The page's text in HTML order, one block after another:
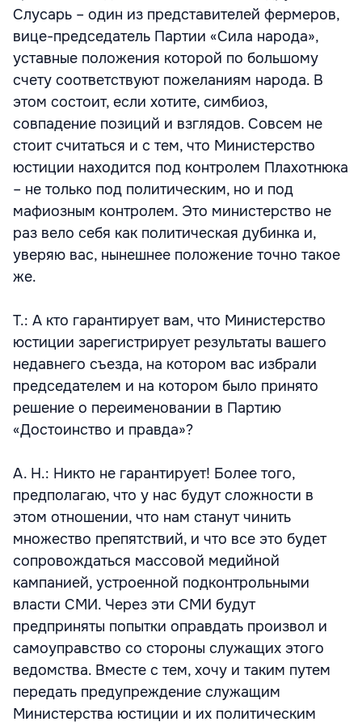
Слусарь – один из представителей фермеров,
вице-председатель Партии «Сила народа»,
уставные положения которой по большому
счету соответствуют пожеланиям народа. В
этом состоит, если хотите, симбиоз,
совпадение позиций и взглядов. Совсем не
стоит считаться и с тем, что Министерство
юстиции находится под контролем Плахотнюка
– не только под политическим, но и под
мафиозным контролем. Это министерство не
раз вело себя как политическая дубинка и,
уверяю вас, нынешнее положение точно такое
же.
Т.: А кто гарантирует вам, что Министерство
юстиции зарегистрирует результаты вашего
недавнего съезда, на котором вас избрали
председателем и на котором было принято
решение о переименовании в Партию
«Достоинство и правда»?
А. Н.: Никто не гарантирует! Более того,
предполагаю, что у нас будут сложности в
этом отношении, что нам станут чинить
множество препятствий, и что все это будет
сопровождаться массовой медийной
кампанией, устроенной подконтрольными
власти СМИ. Через эти СМИ будут
предприняты попытки оправдать произвол и
самоуправство со стороны служащих этого
ведомства. Вместе с тем, хочу и таким путем
передать предупреждение служащим
Министерства юстиции и их политическим